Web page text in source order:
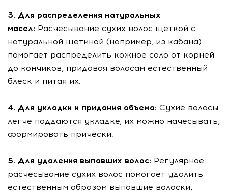
3. Для распределения натуральных
масел: Расчесывание сухих волос щеткой с
натуральной щетиной (например, из кабана)
помогает распределить кожное сало от корней
до кончиков, придавая волосам естественный
блеск и питая их.
4. Для укладки и придания объема: Сухие волосы
легче поддаются укладке, их можно начесывать,
формировать прически.
5. Для удаления выпавших волос: Регулярное
расчесывание сухих волос помогает удалить
естественным образом выпавшие волоски,